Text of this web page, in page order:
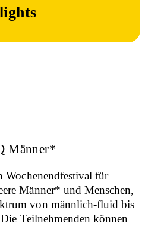
Männer*
Wochenendfestival für
Männer* und Menschen,
von männlich-fluid bis
Teilnehmenden können